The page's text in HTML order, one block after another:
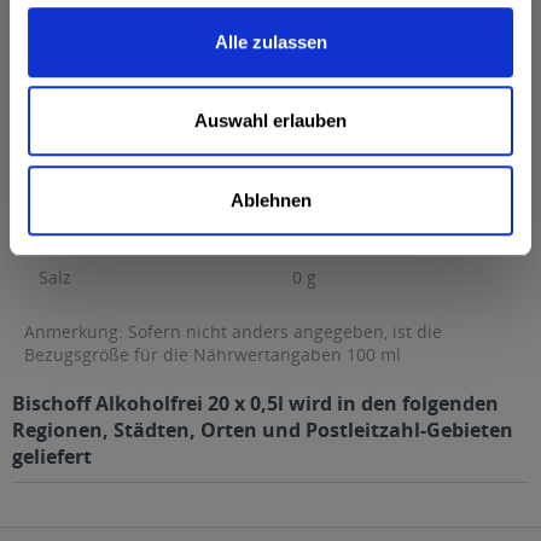
Alle zulassen
Auswahl erlauben
Ablehnen
23 kcal / 98 kJ
Fett
0 g
davon gesättigte Fettsäuren
0 g
Kohlenhydrate
2,5 g
2,5 g
Eiweiß
0 g
Salz
0 g
Anmerkung: Sofern nicht anders angegeben, ist die
Bezugsgröße für die Nährwertangaben 100 ml
Bischoff Alkoholfrei 20 x 0,5l wird in den folgenden
Regionen, Städten, Orten und Postleitzahl-Gebieten
geliefert